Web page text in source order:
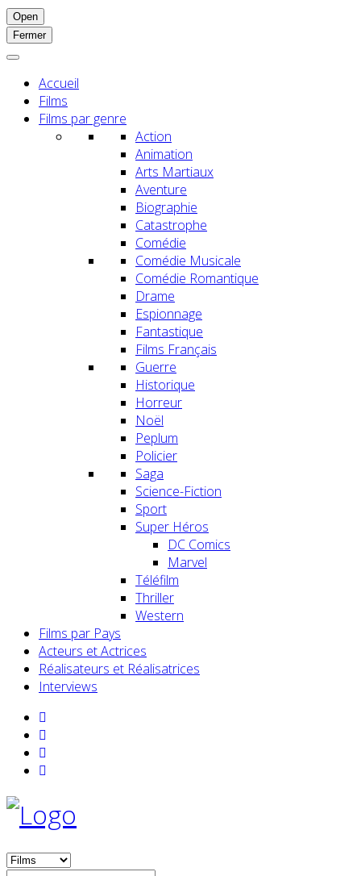
Open
Fermer
Accueil
Films
Films par genre
Action
Animation
Arts Martiaux
Aventure
Biographie
Catastrophe
Comédie
Comédie Musicale
Comédie Romantique
Drame
Espionnage
Fantastique
Films Français
Guerre
Historique
Horreur
Noël
Peplum
Policier
Saga
Science-Fiction
Sport
Super Héros
DC Comics
Marvel
Téléfilm
Thriller
Western
Films par Pays
Acteurs et Actrices
Réalisateurs et Réalisatrices
Interviews